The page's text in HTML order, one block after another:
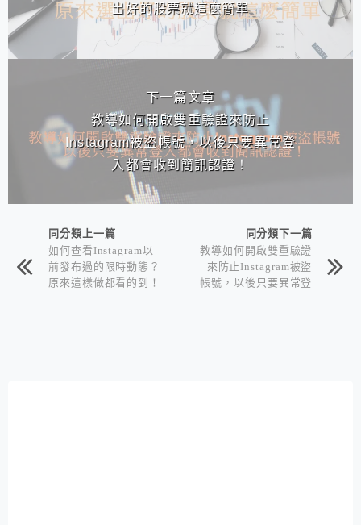
出好的股票就這麼簡單
下一篇文章
教導如何開啟雙重驗證來防止
Instagram被盜帳號，以後只要異常登
入都會收到簡訊認證！
同分類上一篇
如何查看Instagram以
前發布過的限時動態？
原來這樣做都看的到！
同分類下一篇
教導如何開啟雙重驗證
來防止Instagram被盜
帳號，以後只要異常登